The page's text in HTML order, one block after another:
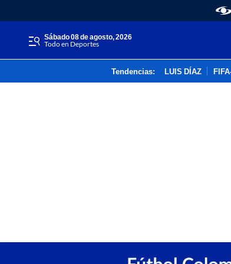
sábado 08 de agosto, 2026
Todo en Deportes
Tendencias: LUIS DÍAZ